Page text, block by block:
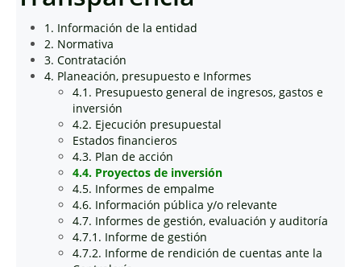
1. Información de la entidad
2. Normativa
3. Contratación
4. Planeación, presupuesto e Informes
4.1. Presupuesto general de ingresos, gastos e
inversión
4.2. Ejecución presupuestal
Estados financieros
4.3. Plan de acción
4.4. Proyectos de inversión
4.5. Informes de empalme
4.6. Información pública y/o relevante
4.7. Informes de gestión, evaluación y auditoría
4.7.1. Informe de gestión
4.7.2. Informe de rendición de cuentas ante la